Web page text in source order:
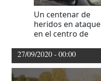
Un centenar de
heridos en ataque
en el centro de
27/09/2020 - 00:00